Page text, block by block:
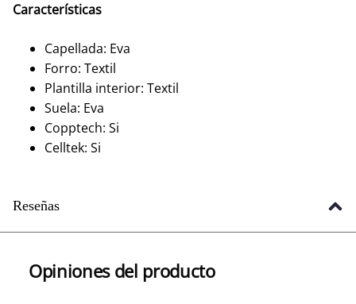
Características
Capellada: Eva
Forro: Textil
Plantilla interior: Textil
Suela: Eva
Copptech: Si
Celltek: Si
Reseñas
Opiniones del producto